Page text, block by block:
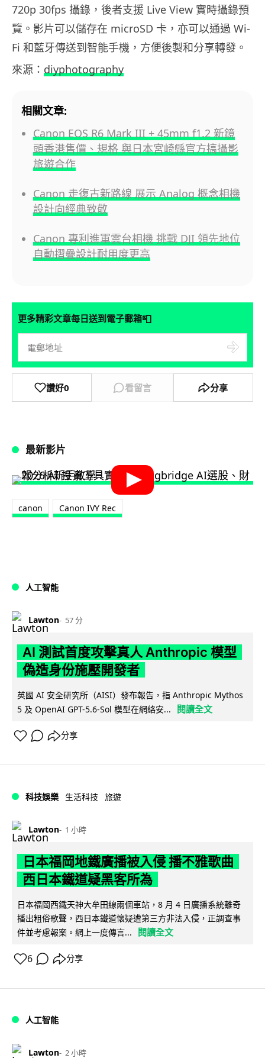
720p 30fps 攝錄，後者支援 Live View 實時攝錄預
覽。影片可以儲存在 microSD 卡，亦可以通過 Wi-
Fi 和藍牙傳送到智能手機，方便後製和分享轉發。
來源： diyphotography
相關文章:
Canon EOS R6 Mark III + 45mm f1.2 新鏡
頭香港售價、規格 與日本宮崎縣官方搞攝影
旅遊合作
Canon 走復古新路線 展示 Analog 概念相機
設計向經典致敬
Canon 專利進軍雲台相機 挑戰 DJI 領先地位
自動摺疊設計耐用度更高
更多精彩文章每日送到電子郵箱📮
讚好0 看留言 分享
最新影片
canon Canon IVY Rec
人工智能
Lawton 57 分
AI 測試首度攻擊真人 Anthropic 模型
偽造身份施壓開發者
英國 AI 安全研究所（AISI）發布報告，指 Anthropic Mythos
5 及 OpenAI GPT-5.6-Sol 模型在網絡安...
閱讀全文
分享
科技娛樂 生活科技 旅遊
Lawton 1 小時
日本福岡地鐵廣播被入侵 播不雅歌曲
西日本鐵道疑黑客所為
日本福岡西鐵天神大牟田線兩個車站，8 月 4 日廣播系統離奇
播出粗俗歌聲，西日本鐵道懷疑遭第三方非法入侵，正調查事
件並考慮報案。網上一度傳言...
閱讀全文
6 分享
人工智能
Lawton 2 小時